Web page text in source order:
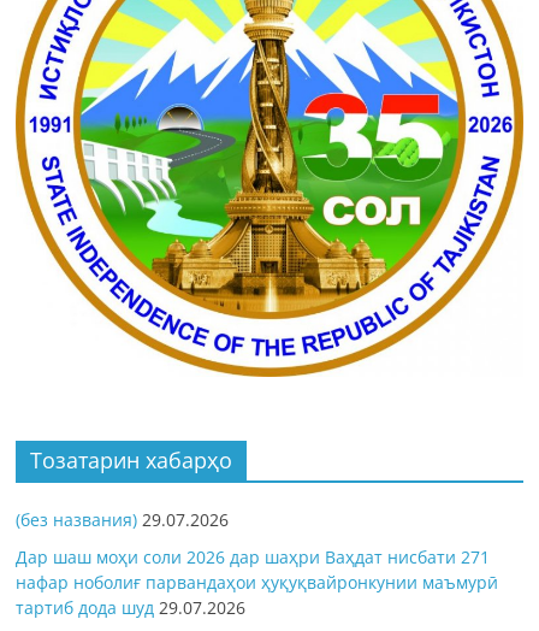
Тозатарин хабарҳо
(без названия) 29.07.2026
Дар шаш моҳи соли 2026 дар шаҳри Ваҳдат нисбати 271
нафар ноболиғ парвандаҳои ҳуқуқвайронкунии маъмурӣ
тартиб дода шуд 29.07.2026